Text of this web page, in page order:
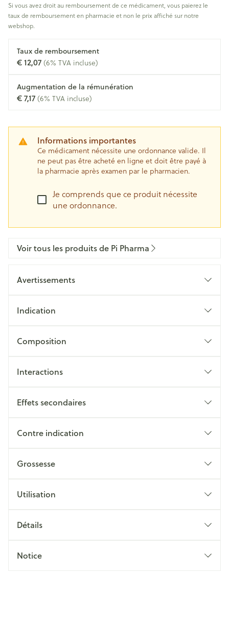
Si vous avez droit au remboursement de ce médicament, vous paierez le
taux de remboursement en pharmacie et non le prix affiché sur notre
webshop.
Taux de remboursement
€ 12,07(6% TVA incluse)
Augmentation de la rémunération
€ 7,17(6% TVA incluse)
Informations importantes
Ce médicament nécessite une ordonnance valide. Il
ne peut pas être acheté en ligne et doit être payé à
la pharmacie après examen par le pharmacien.
Je comprends que ce produit nécessite
une ordonnance.
Voir tous les produits de Pi Pharma
Avertissements
Indication
Composition
Interactions
Effets secondaires
Contre indication
Grossesse
Utilisation
Détails
Notice